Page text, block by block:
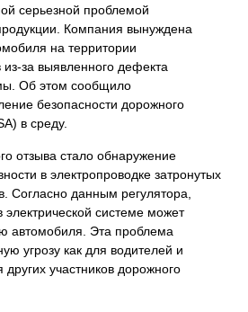
серьезной проблемой
Компания вынуждена
на территории
за выявленного дефекта
Об этом сообщило
безопасности дорожного
в среду.
отзыва стало обнаружение
в электропроводке затронутых
Согласно данным регулятора,
электрической системе может
автомобиля. Эта проблема
угрозу как для водителей и
участников дорожного